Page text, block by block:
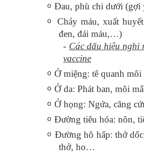
o Đau, phù chi dưới (gợi
o
Chảy máu, xuất
đen, đái máu,…)
- Các dấu hiệu nghi
vaccine
o Ở miệng: tê quanh
o Ở da: Phát ban, môi
o Ở họng: Ngứa, căng
o Đường tiêu hóa: nôn,
o Đường hô hấp: thở
thở, ho…